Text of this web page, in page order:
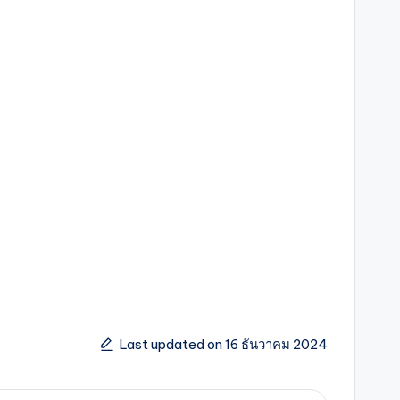
Last updated on 16 ธันวาคม 2024